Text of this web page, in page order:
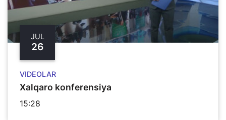
JUL
26
VIDEOLAR
Xalqaro konferensiya
15:28